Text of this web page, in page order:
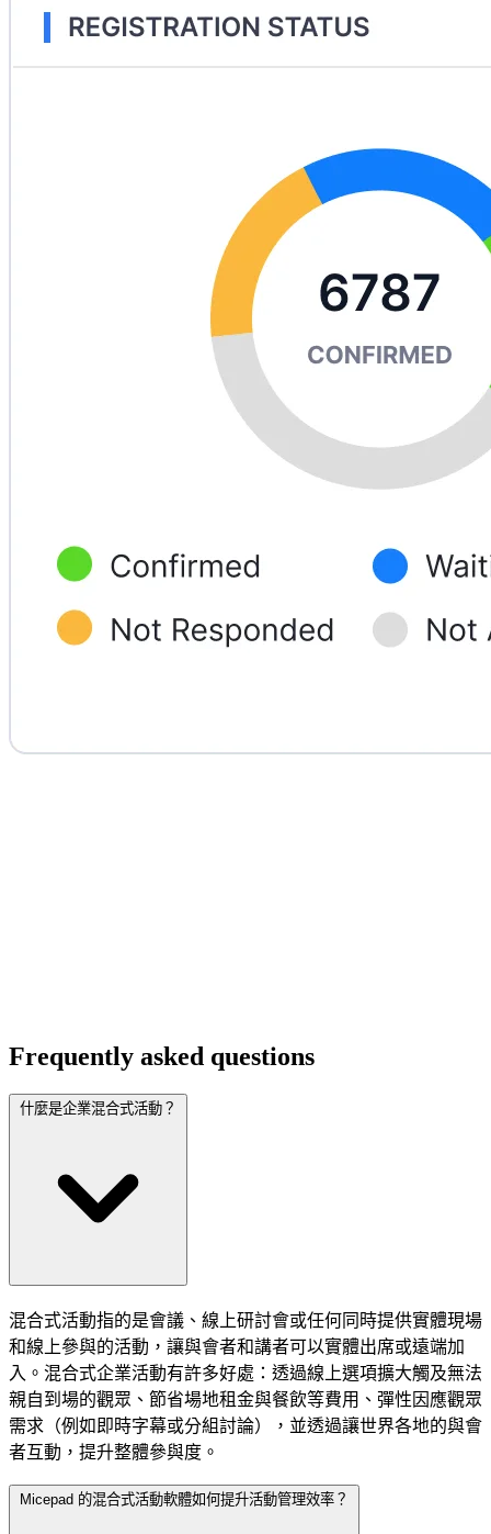
Frequently asked questions
什麼是企業混合式活動？
混合式活動指的是會議、線上研討會或任何同時提供實體現場
和線上參與的活動，讓與會者和講者可以實體出席或遠端加
入。混合式企業活動有許多好處：透過線上選項擴大觸及無法
親自到場的觀眾、節省場地租金與餐飲等費用、彈性因應觀眾
需求（例如即時字幕或分組討論），並透過讓世界各地的與會
者互動，提升整體參與度。
Micepad 的混合式活動軟體如何提升活動管理效率？